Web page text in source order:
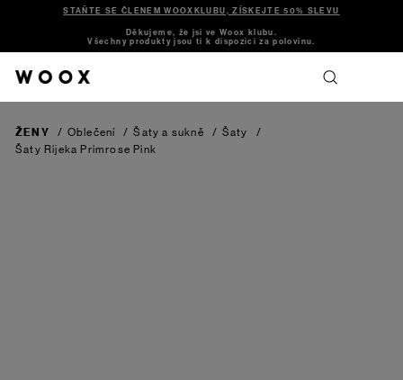
STAŇTE SE ČLENEM WOOXKLUBU, ZÍSKEJTE 50% SLEVU
Děkujeme, že jsi ve Woox klubu.
Všechny produkty jsou ti k dispozici za polovinu.
ŽENY / Oblečení / Šaty a sukně / Šaty
/
Šaty Rijeka Primrose Pink